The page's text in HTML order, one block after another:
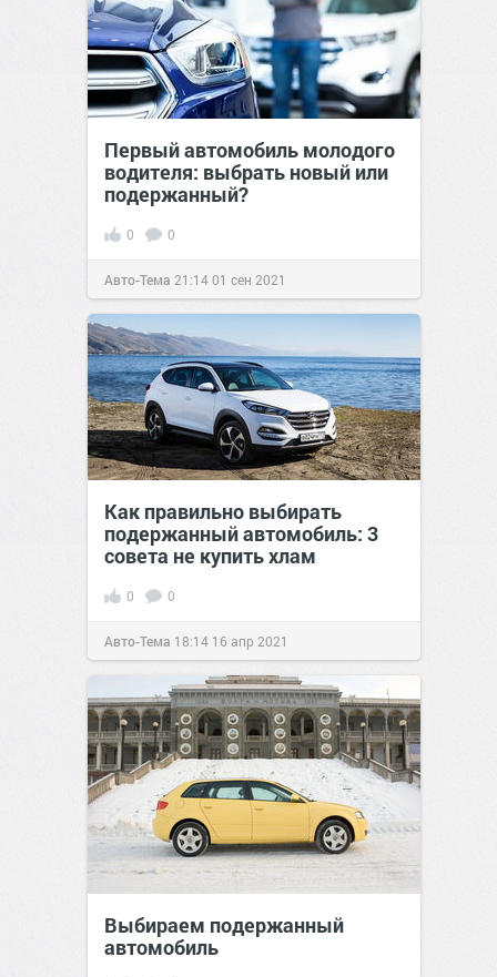
Первый автомобиль молодого
водителя: выбрать новый или
подержанный?
0 0
Авто-Тема 21:1401 сен 2021
Как правильно выбирать
подержанный автомобиль: 3
совета не купить хлам
0 0
Авто-Тема 18:14 16 апр 2021
Выбираем подержанный
автомобиль